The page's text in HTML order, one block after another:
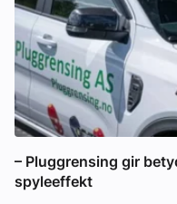
– Pluggrensing gir
spyleeffekt